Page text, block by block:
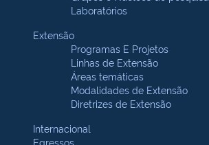
Laboratórios
Extensão
Programas E Projetos
Linhas de Extensão
Áreas temáticas
Modalidades de Extensão
Diretrizes de Extensão
Internacional
Egressos